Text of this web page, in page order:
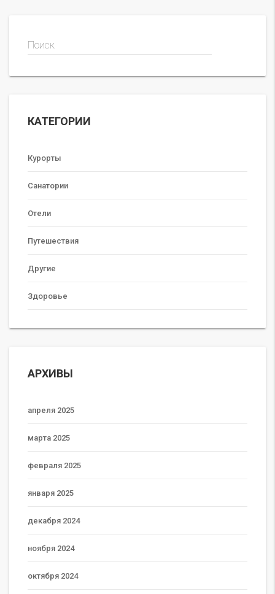
Поиск
КАТЕГОРИИ
Курорты
Санатории
Отели
Путешествия
Другие
Здоровье
АРХИВЫ
апреля 2025
марта 2025
февраля 2025
января 2025
декабря 2024
ноября 2024
октября 2024